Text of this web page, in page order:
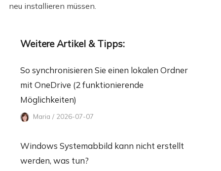
neu installieren müssen.
Weitere Artikel & Tipps:
So synchronisieren Sie einen lokalen Ordner
mit OneDrive (2 funktionierende
Möglichkeiten)
Maria / 2026-07-07
Windows Systemabbild kann nicht erstellt
werden, was tun?